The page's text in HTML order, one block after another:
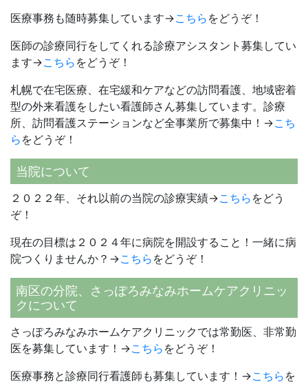
医療事務も随時募集しています→こちら をどうぞ！
医師の診療同行をしてくれる診療アシスタント募集してい
ます→こちら をどうぞ！
札幌で在宅医療、在宅緩和ケアなどの訪問看護、地域密着
型の外来看護をしたい看護師さん募集しています。診療
所、訪問看護ステーションなど全事業所で募集中！→こち
ら をどうぞ！
当院について
２０２２年、それ以前の当院の診療実績→こちら をどう
ぞ！
現在の目標は２０２４年に病院を開設すること！一緒に病
院つくりませんか？→こちら をどうぞ！
南区の分院、さっぽろみなみホームケアクリニッ
クについて
さっぽろみなみホームケアクリニックでは常勤医、非常勤
医を募集しています！→こちら をどうぞ！
医療事務と診療同行看護師も募集しています！→こちら を